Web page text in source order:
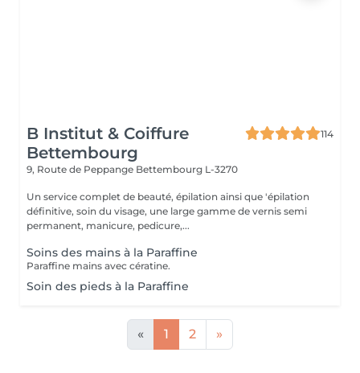
B Institut & Coiffure
Bettembourg
114
9, Route de Peppange Bettembourg L-3270
Un service complet de beauté, épilation ainsi que 'épilation
définitive, soin du visage, une large gamme de vernis semi
permanent, manicure, pedicure,...
Soins des mains à la Paraffine
Paraffine mains avec cératine.
Soin des pieds à la Paraffine
« 1 2 »